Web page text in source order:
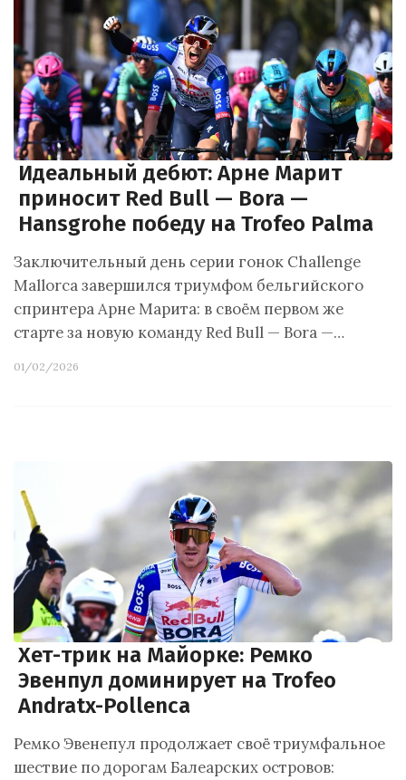
Идеальный дебют: Арне Марит
приносит Red Bull — Bora —
Hansgrohe победу на Trofeo Palma
Заключительный день серии гонок Challenge
Mallorca завершился триумфом бельгийского
спринтера Арне Марита: в своём первом же
старте за новую команду Red Bull — Bora —…
01/02/2026
Хет-трик на Майорке: Ремко
Эвенпул доминирует на Trofeo
Andratx-Pollenca
Ремко Эвенепул продолжает своё триумфальное
шествие по дорогам Балеарских островов: